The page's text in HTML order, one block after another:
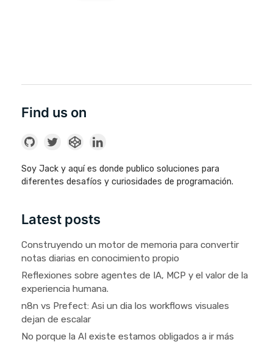
Find us on
Soy Jack y aquí es donde publico soluciones para
diferentes desafíos y curiosidades de programación.
Latest posts
Construyendo un motor de memoria para convertir
notas diarias en conocimiento propio
Reflexiones sobre agentes de IA, MCP y el valor de la
experiencia humana.
n8n vs Prefect: Asi un dia los workflows visuales
dejan de escalar
No porque la AI existe estamos obligados a ir más